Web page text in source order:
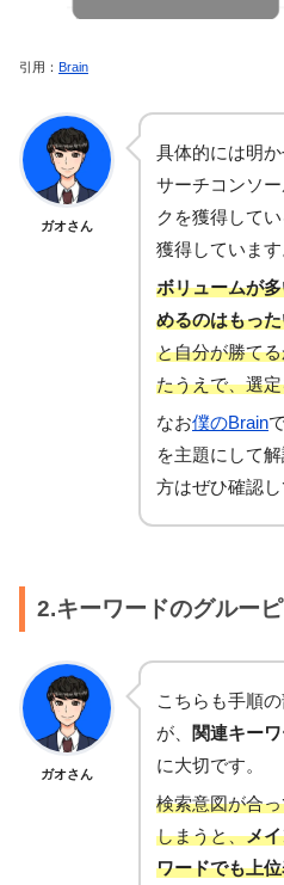
引用： Brain
ガオさん
具体的には明
サーチコンソ
クを獲得して
獲得しています
ボリュームが
めるのはもっ
と自分が勝て
たうえで、選
なお僕のBrain
を主題にして
方はぜひ確認し
2.キーワードのグルー
ガオさん
こちらも手順
が、
関連キー
に大切です。
検索意図が合
しまうと、メ
ワードでも上